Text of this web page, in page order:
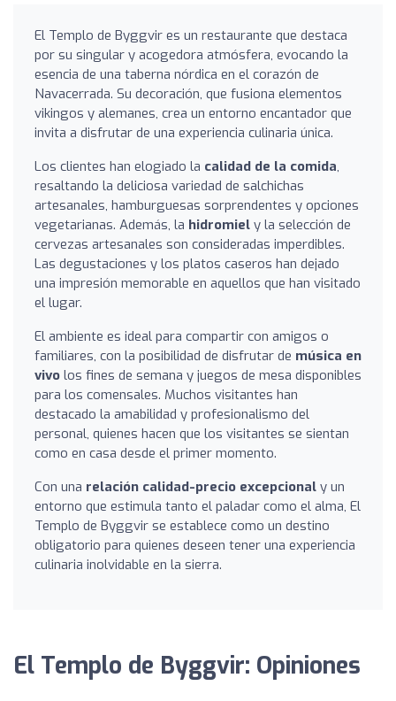
El Templo de Byggvir es un restaurante que destaca
por su singular y acogedora atmósfera, evocando la
esencia de una taberna nórdica en el corazón de
Navacerrada. Su decoración, que fusiona elementos
vikingos y alemanes, crea un entorno encantador que
invita a disfrutar de una experiencia culinaria única.
Los clientes han elogiado la calidad de la comida,
resaltando la deliciosa variedad de salchichas
artesanales, hamburguesas sorprendentes y opciones
vegetarianas. Además, la hidromiel y la selección de
cervezas artesanales son consideradas imperdibles.
Las degustaciones y los platos caseros han dejado
una impresión memorable en aquellos que han visitado
el lugar.
El ambiente es ideal para compartir con amigos o
familiares, con la posibilidad de disfrutar de música en
vivo los fines de semana y juegos de mesa disponibles
para los comensales. Muchos visitantes han
destacado la amabilidad y profesionalismo del
personal, quienes hacen que los visitantes se sientan
como en casa desde el primer momento.
Con una relación calidad-precio excepcional y un
entorno que estimula tanto el paladar como el alma, El
Templo de Byggvir se establece como un destino
obligatorio para quienes deseen tener una experiencia
culinaria inolvidable en la sierra.
El Templo de Byggvir: Opiniones